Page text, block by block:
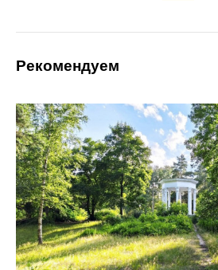
Рекомендуем